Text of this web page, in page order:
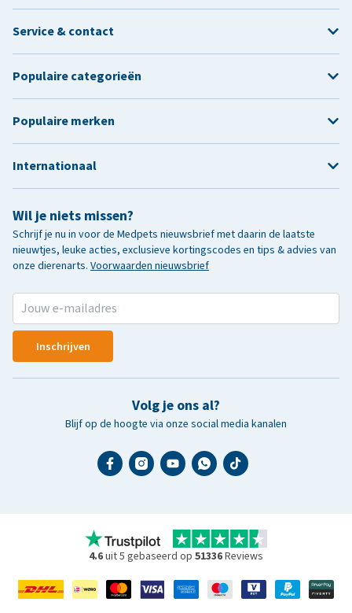
Wil je niets missen?
Schrijf je nu in voor de Medpets nieuwsbrief met daarin de laatste
nieuwtjes, leuke acties, exclusieve kortingscodes en tips & advies van
onze dierenarts. Voorwaarden nieuwsbrief
Inschrijven
Volg je ons al?
Blijf op de hoogte via onze social media kanalen
Service & contact
Populaire categorieën
Populaire merken
Internationaal
4.6uit 5 gebaseerd op 51336Reviews